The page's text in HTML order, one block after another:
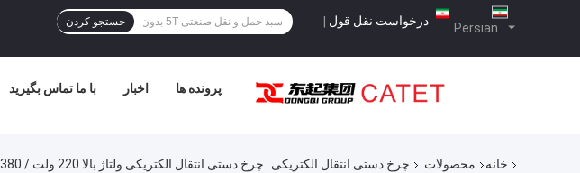
Persian درخواست نقل قول | جستجو کردن
با ما تماس بگیرید اخبار پرونده ها
خانه محصولات چرخ دستی انتقال الکتریکی چرخ دستی انتقال الکتریکی ولتاژ بالا 220 ولت / 380 ولت / 440 ولت برای انتقال از راه دور تا 500 متر